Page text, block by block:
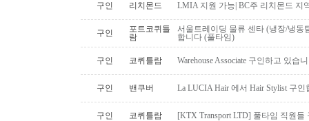
구인 리치몬드 LMIA 지원 가능| BC주 리치몬드 지
구인
포트코퀴틀
람
서울트레이딩 물류 센타 (냉장/냉동
합니다 (풀타임)
구인 코퀴틀람 Warehouse Associate 구인하고 있습
구인 밴쿠버 La LUCIA Hair 에서 Hair Stylist 구인
구인 코퀴틀람 [KTX Transport LTD] 풀타임 직원